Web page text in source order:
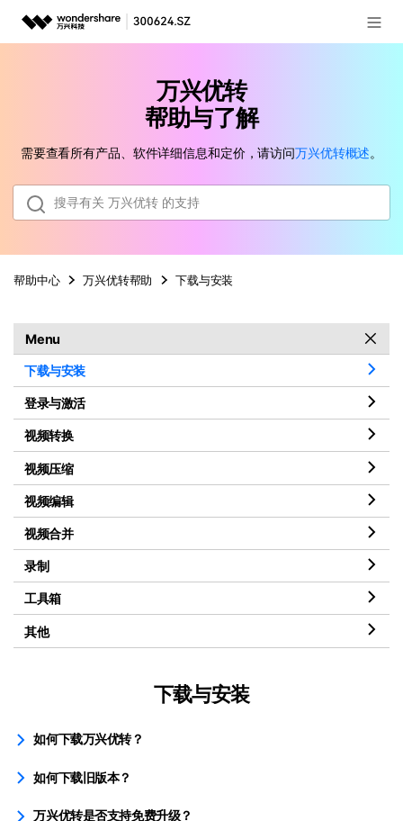
新闻中心
关于万兴
帮助中心
万兴优转
帮助与了解
需要查看所有产品、软件详细信息和定价，请访问万兴优转概述。
帮助中心 万兴优转帮助 下载与安装
Menu
下载与安装
登录与激活
视频转换
视频压缩
视频编辑
视频合并
录制
工具箱
其他
下载与安装
如何下载万兴优转？
如何下载旧版本？
万兴优转是否支持免费升级？